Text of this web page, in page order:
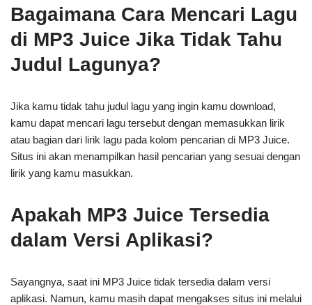
Bagaimana Cara Mencari Lagu
di MP3 Juice Jika Tidak Tahu
Judul Lagunya?
Jika kamu tidak tahu judul lagu yang ingin kamu download,
kamu dapat mencari lagu tersebut dengan memasukkan lirik
atau bagian dari lirik lagu pada kolom pencarian di MP3 Juice.
Situs ini akan menampilkan hasil pencarian yang sesuai dengan
lirik yang kamu masukkan.
Apakah MP3 Juice Tersedia
dalam Versi Aplikasi?
Sayangnya, saat ini MP3 Juice tidak tersedia dalam versi
aplikasi. Namun, kamu masih dapat mengakses situs ini melalui